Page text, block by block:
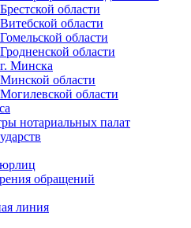
области
области
области
области
Минска
области
области
нотариальных палат
обращений
линия